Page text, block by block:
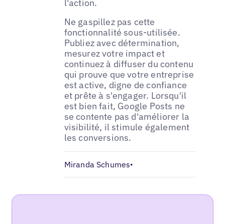
l'action.
Ne gaspillez pas cette
fonctionnalité sous-utilisée.
Publiez avec détermination,
mesurez votre impact et
continuez à diffuser du contenu
qui prouve que votre entreprise
est active, digne de confiance
et prête à s'engager. Lorsqu'il
est bien fait, Google Posts ne
se contente pas d'améliorer la
visibilité, il stimule également
les conversions.
Miranda Schumes•